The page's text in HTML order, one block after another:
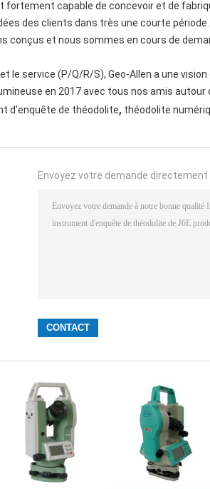
capable de concevoir et de
des clients dans très une courte
conçus et nous sommes en cours de
le service (P/Q/R/S), Geo-Allen a une vision
en 2017 avec tous nos amis autour
d'enquête de théodolite, théodolite
Envoyez votre demande directement